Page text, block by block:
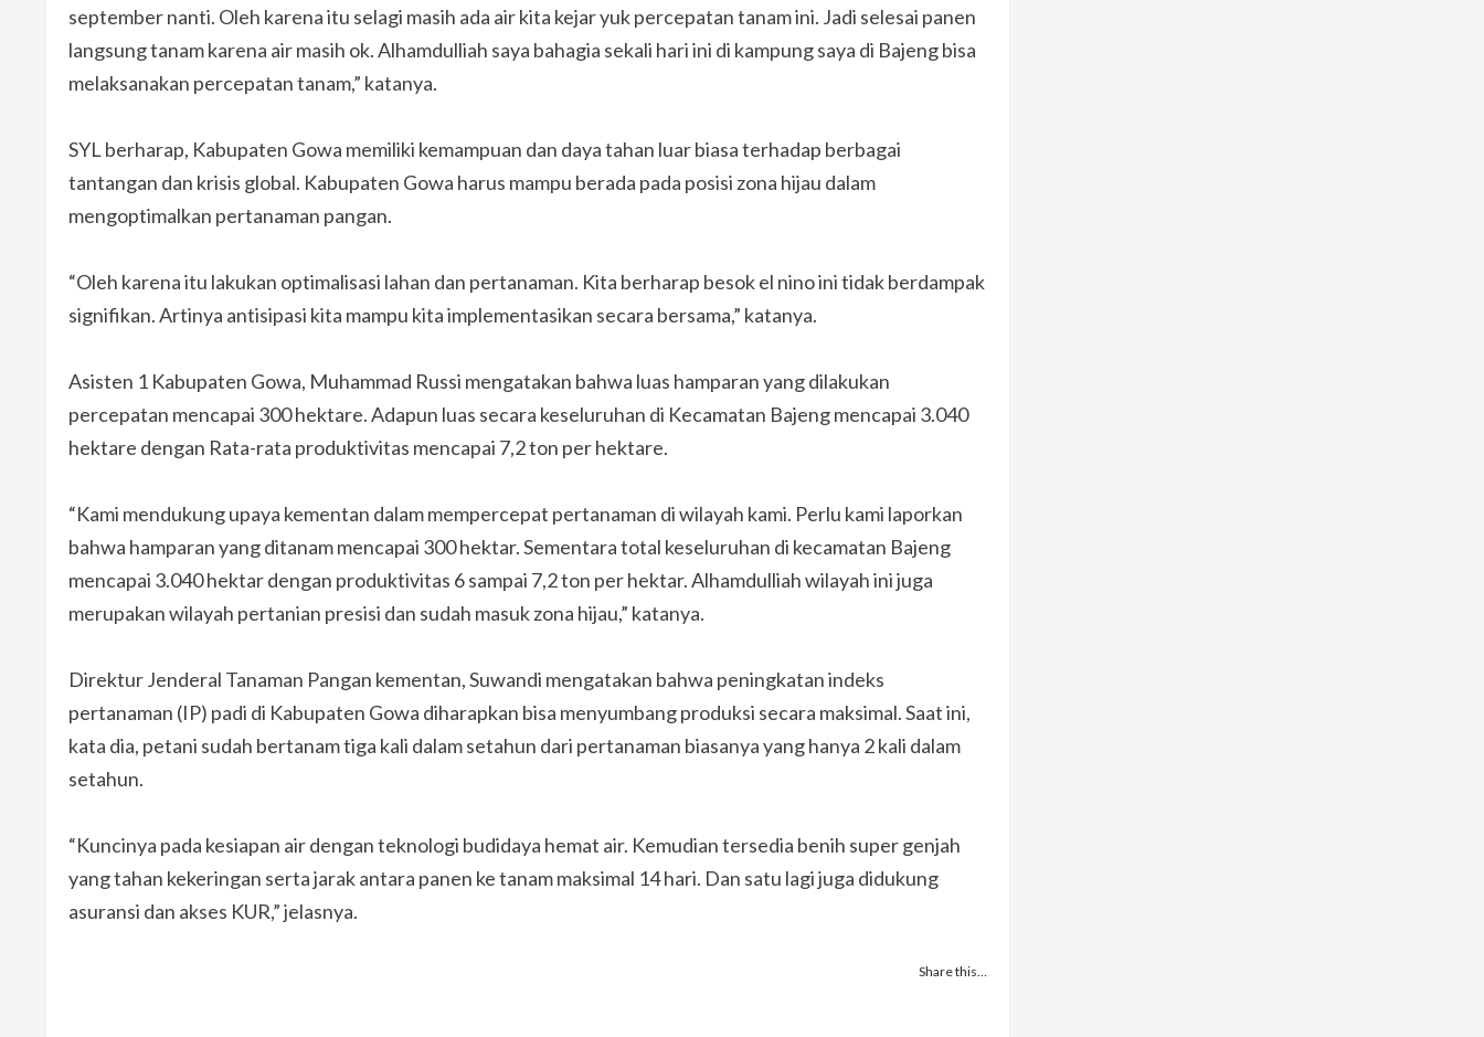
september nanti. Oleh karena itu selagi masih ada air kita kejar yuk percepatan tanam ini. Jadi selesai panen
langsung tanam karena air masih ok. Alhamdulliah saya bahagia sekali hari ini di kampung saya di Bajeng bisa
melaksanakan percepatan tanam,” katanya.
SYL berharap, Kabupaten Gowa memiliki kemampuan dan daya tahan luar biasa terhadap berbagai
tantangan dan krisis global. Kabupaten Gowa harus mampu berada pada posisi zona hijau dalam
mengoptimalkan pertanaman pangan.
“Oleh karena itu lakukan optimalisasi lahan dan pertanaman. Kita berharap besok el nino ini tidak berdampak
signifikan. Artinya antisipasi kita mampu kita implementasikan secara bersama,” katanya.
Asisten 1 Kabupaten Gowa, Muhammad Russi mengatakan bahwa luas hamparan yang dilakukan
percepatan mencapai 300 hektare. Adapun luas secara keseluruhan di Kecamatan Bajeng mencapai 3.040
hektare dengan Rata-rata produktivitas mencapai 7,2 ton per hektare.
“Kami mendukung upaya kementan dalam mempercepat pertanaman di wilayah kami. Perlu kami laporkan
bahwa hamparan yang ditanam mencapai 300 hektar. Sementara total keseluruhan di kecamatan Bajeng
mencapai 3.040 hektar dengan produktivitas 6 sampai 7,2 ton per hektar. Alhamdulliah wilayah ini juga
merupakan wilayah pertanian presisi dan sudah masuk zona hijau,” katanya.
Direktur Jenderal Tanaman Pangan kementan, Suwandi mengatakan bahwa peningkatan indeks
pertanaman (IP) padi di Kabupaten Gowa diharapkan bisa menyumbang produksi secara maksimal. Saat ini,
kata dia, petani sudah bertanam tiga kali dalam setahun dari pertanaman biasanya yang hanya 2 kali dalam
setahun.
“Kuncinya pada kesiapan air dengan teknologi budidaya hemat air. Kemudian tersedia benih super genjah
yang tahan kekeringan serta jarak antara panen ke tanam maksimal 14 hari. Dan satu lagi juga didukung
asuransi dan akses KUR,” jelasnya.
Share this…